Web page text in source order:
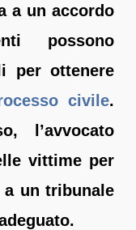
a un accordo
possono
per ottenere
civile.
l’avvocato
vittime per
un tribunale